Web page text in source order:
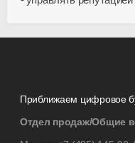
Приближаем цифровое
Отдел продаж/Общие